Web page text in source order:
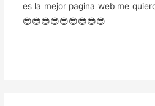
es la mejor pagina web me
😎😎😎😎😎😎😎😎😎